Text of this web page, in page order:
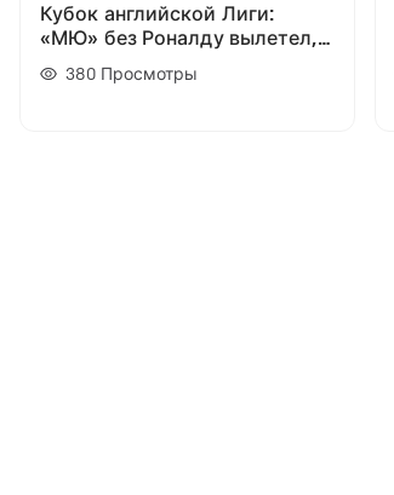
Кубок английской Лиги:
«МЮ» без Роналду вылетел,
«Арсенал», «Челси» и
«Тоттенхэм» продолжают
380 Просмотры